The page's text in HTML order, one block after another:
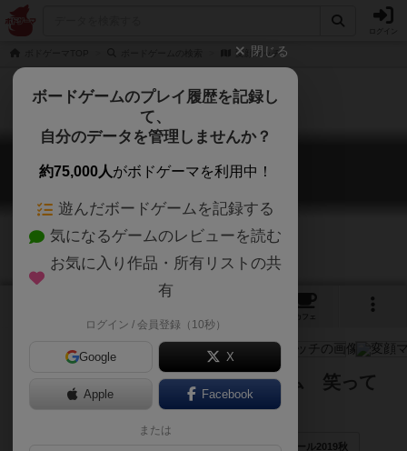
変顔マッチ
変顔マッチ
Hengao Match
カフェ
変な顔をマッチさせる新感覚ゲーム 笑って
楽しく表情筋をきたえよう
フォアシュピール2019秋
閉じる
ボードゲームのプレイ履歴を記録し
て、
自分のデータを管理しませんか？
約75,000人がボドゲーマを利用中！
遊んだボードゲームを記録する
気になるゲームのレビューを読む
お気に入り作品・所有リストの共
有
ログイン / 会員登録（10秒）
Google X
Apple Facebook
または